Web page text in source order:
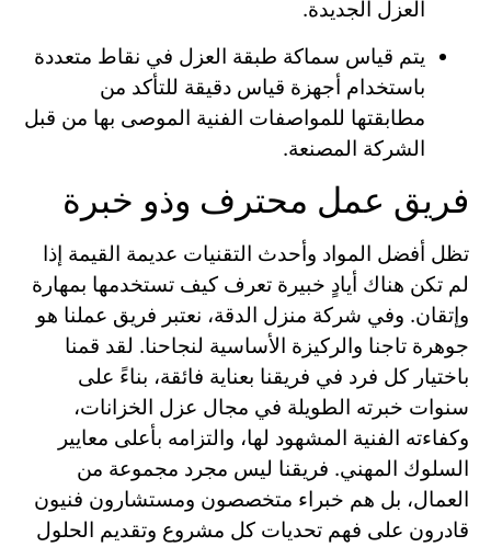
العزل الجديدة.
يتم قياس سماكة طبقة العزل في نقاط متعددة
باستخدام أجهزة قياس دقيقة للتأكد من
مطابقتها للمواصفات الفنية الموصى بها من قبل
الشركة المصنعة.
فريق عمل محترف وذو خبرة
تظل أفضل المواد وأحدث التقنيات عديمة القيمة إذا
لم تكن هناك أيادٍ خبيرة تعرف كيف تستخدمها بمهارة
وإتقان. وفي شركة منزل الدقة، نعتبر فريق عملنا هو
جوهرة تاجنا والركيزة الأساسية لنجاحنا. لقد قمنا
باختيار كل فرد في فريقنا بعناية فائقة، بناءً على
سنوات خبرته الطويلة في مجال عزل الخزانات،
وكفاءته الفنية المشهود لها، والتزامه بأعلى معايير
السلوك المهني. فريقنا ليس مجرد مجموعة من
العمال، بل هم خبراء متخصصون ومستشارون فنيون
قادرون على فهم تحديات كل مشروع وتقديم الحلول